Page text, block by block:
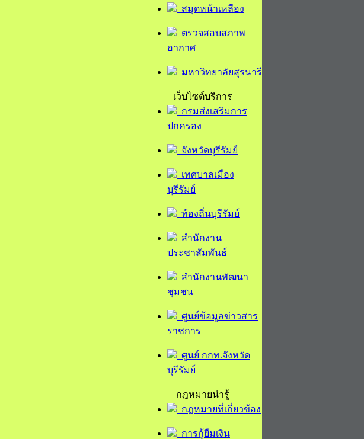
สมุดหน้าเหลือง
ตรวจสอบสภาพ
อากาศ
มหาวิทยาลัยสุรนารี
เว็บไซต์บริการ
กรมส่งเสริมการ
ปกครอง
จังหวัดบุรีรัมย์
เทศบาลเมือง
บุรีรัมย์
ท้องถิ่นบุรีรัมย์
สำนักงาน
ประชาสัมพันธ์
สำนักงานพัฒนา
ชุมชน
ศูนย์ข้อมูลข่าวสาร
ราชการ
ศูนย์ กกท.จังหวัด
บุรีรัมย์
กฎหมายน่ารู้
กฎหมายที่เกี่ยวข้อง
การกู้ยืมเงิน